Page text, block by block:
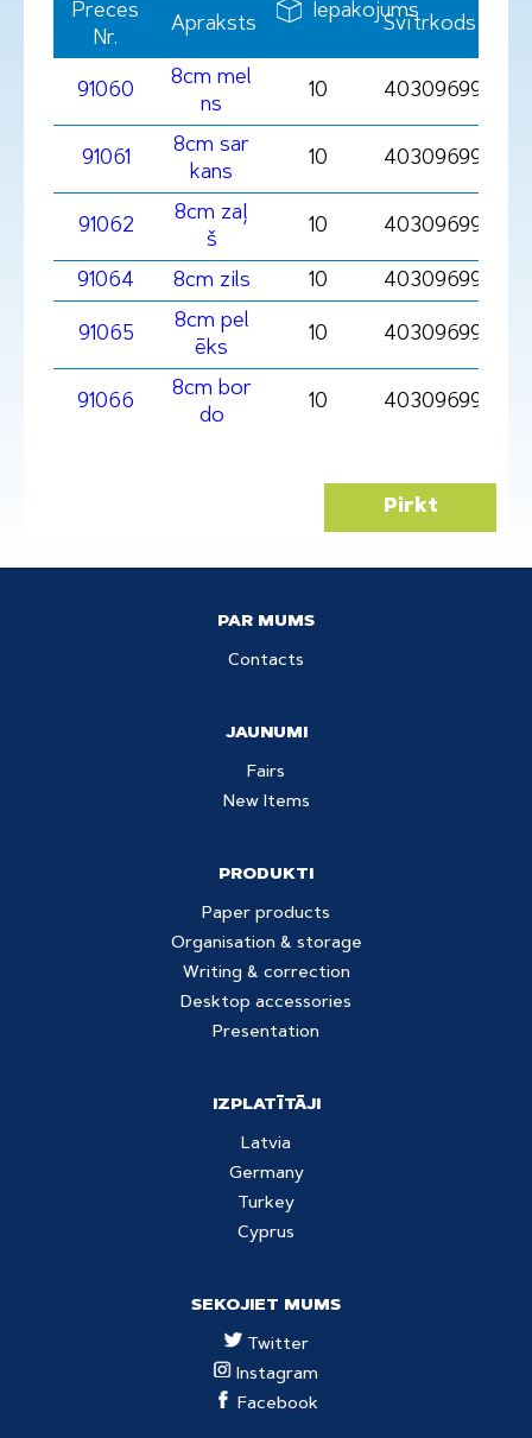
Preces
Nr.
Apraksts
Iepakojums
Svītrkods
91060
8cm mel
ns
10
91061
8cm sar
kans
10 4030969910610
91062
8cm zaļ
š
10
91064 8cm zils 10 4030969910641
91065
8cm pel
ēks
10
91066
8cm bor
do
10
Pirkt
PAR MUMS
Contacts
JAUNUMI
Fairs
New Items
PRODUKTI
Paper products
Organisation & storage
Writing & correction
Desktop accessories
Presentation
IZPLATĪTĀJI
Latvia
Germany
Turkey
Cyprus
SEKOJIET MUMS
Twitter
Instagram
Facebook